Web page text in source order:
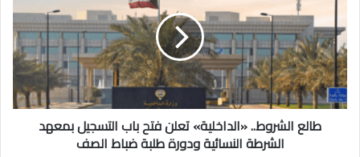
«الداخلية»
تعلن
فتح
باب
التسجيل
بمعهد
الشرطة
النسائيةطالع الشروط.. «الداخلية» تعلن فتح باب التسجيل بمعهد
الشرطة النسائية ودورة طلبة ضباط الصف